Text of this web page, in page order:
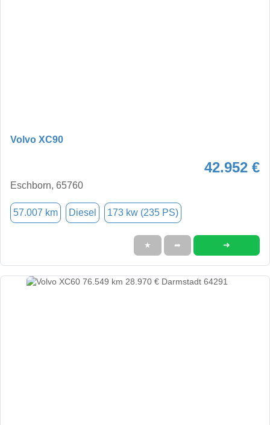
Volvo XC90
42.952 €
Eschborn, 65760
57.007 km Diesel 173 kw (235 PS)
★ ➦ ➜